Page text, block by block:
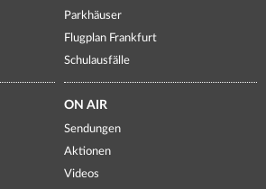
Parkhäuser
Flugplan Frankfurt
Schulausfälle
ON AIR
Sendungen
Aktionen
Videos